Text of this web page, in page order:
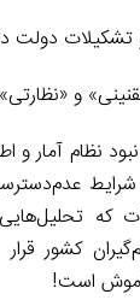
نظام آمار و
شرایط
که
کشور
است!